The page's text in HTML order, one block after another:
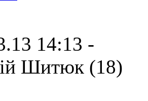
14:13 -
Шитюк (18)